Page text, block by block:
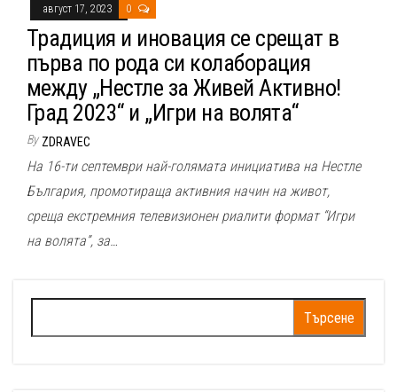
август 17, 2023 0
Традиция и иновация се срещат в
първа по рода си колаборация
между „Нестле за Живей Активно!
Град 2023“ и „Игри на волята“
By ZDRAVEC
На 16-ти септември най-голямата инициатива на Нестле
България, промотираща активния начин на живот,
среща екстремния телевизионен риалити формат “Игри
на волята”, за…
за: